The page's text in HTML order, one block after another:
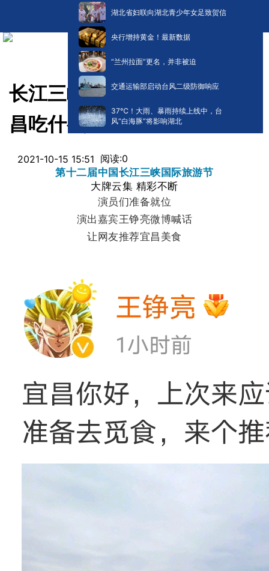
湖北省妇联向湖北青少年女足致贺信
央行增持黄金！最新数据
“兰州拉面”更名，并非被迫
交通运输部启动台风二级防御响应
​37℃！大雨、暴雨持续上线中，台
风“白海豚”将影响湖北
长江三峡旅游节开幕了，来宜
昌吃什么呢？
2021-10-15 15:51 阅读:0
第十二届中国长江三峡国际旅游节
大牌云集 精彩不断
演员们准备就位
演出嘉宾王铮亮微博喊话
让网友推荐宜昌美食